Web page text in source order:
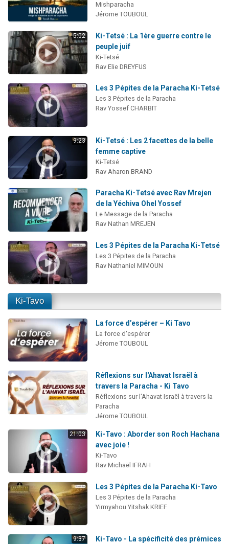
Mishparacha
Jérome TOUBOUL
5:02
Ki-Tetsé : La 1ère guerre contre le
peuple juif
Ki-Tetsé
Rav Elie DREYFUS
Les 3 Pépites de la Paracha Ki-Tetsé
Les 3 Pépites de la Paracha
Rav Yossef CHARBIT
9:23
Ki-Tetsé : Les 2 facettes de la belle
femme captive
Ki-Tetsé
Rav Aharon BRAND
Paracha Ki-Tetsé avec Rav Mrejen
de la Yéchiva Ohel Yossef
Le Message de la Paracha
Rav Nathan MREJEN
Les 3 Pépites de la Paracha Ki-Tetsé
Les 3 Pépites de la Paracha
Rav Nathaniel MIMOUN
Ki-Tavo
La force d’espérer – Ki Tavo
La force d'espérer
Jérome TOUBOUL
Réflexions sur l'Ahavat Israël à
travers la Paracha - Ki Tavo
Réflexions sur l'Ahavat Israël à travers la
Paracha
Jérome TOUBOUL
21:03
Ki-Tavo : Aborder son Roch Hachana
avec joie !
Ki-Tavo
Rav Michaël IFRAH
Les 3 Pépites de la Paracha Ki-Tavo
Les 3 Pépites de la Paracha
Yirmyahou Yitshak KRIEF
9:37 Ki-Tavo - La spécificité des prémices